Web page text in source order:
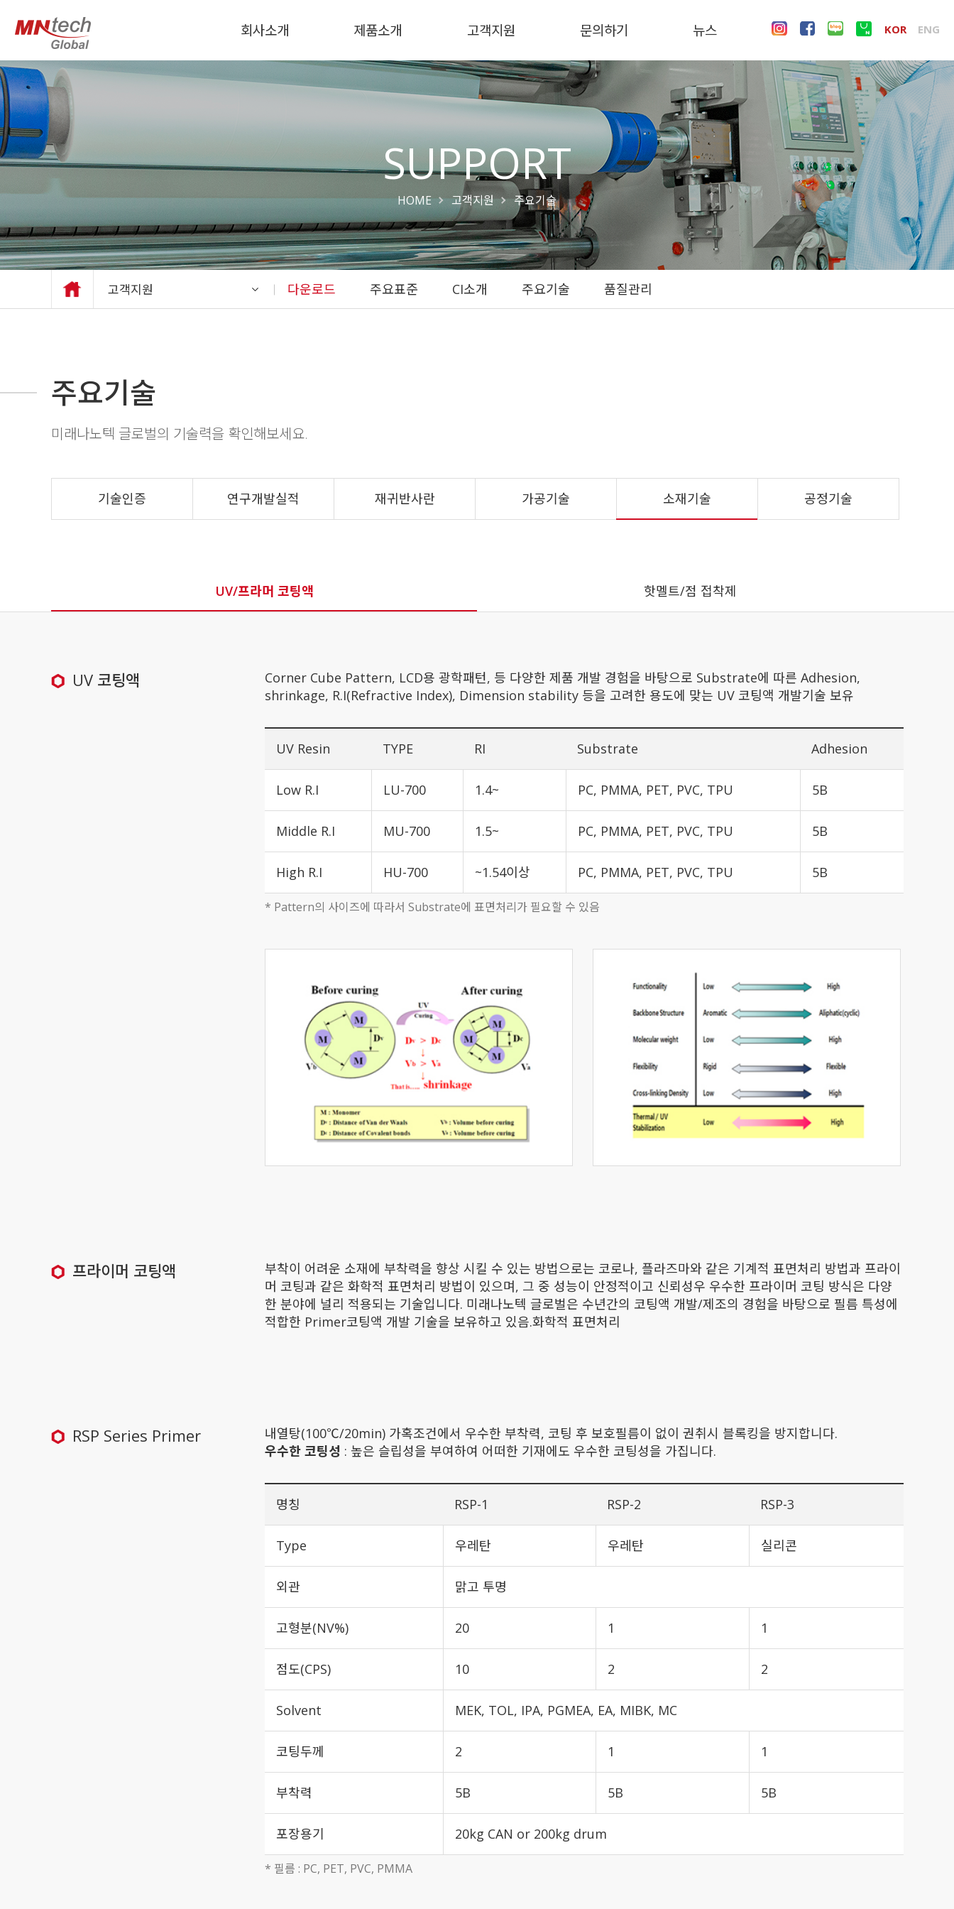
회사소개
해외 네트워크 인증현황
제품소개
자동차 보호 필름
후부반사지
후부반사판 기본형(6홀)
고객사 맞춤 로고 인쇄
솔루션
도로표지용
광각초고휘도 11단계
광각초고휘도 9단계
반사지
초고휘도 8단계 반사지
고휘도 4단계 반사지
일반휘도 1단계 반사지
투명 오버레이 EC 필름
조명식 표지용
내부조명식 표지용
초고휘도 반사지
자체발광식 표지용
초고휘도 반사지
철도사인류 표지용
고휘도 반사지
도로안전시설용
델리네이터용
광각초고휘도 반사지
갈매기표지용 초고휘도
반사지
시선유도봉 연질 고휘도
반사지
고객지원
주요표준 CI소개 주요기술 품질관리
문의하기
제품문의 인재채용
뉴스
보도자료 전시회소식 동영상
KOR ENG
SUPPORT
HOME 고객지원 주요기술
고객지원 다운로드 주요표준 CI소개 주요기술 품질관리
주요기술
미래나노텍 글로벌의 기술력을 확인해보세요.
기술인증 연구개발실적 재귀반사란 가공기술 소재기술 공정기술
UV/프라머 코팅액 핫멜트/점 접착제
UV 코팅액
Corner Cube Pattern, LCD용 광학패턴, 등 다양한 제품 개발 경험을 바탕으로 Substrate에 따른 Adhesion,
shrinkage, R.I(Refractive Index), Dimension stability 등을 고려한 용도에 맞는 UV 코팅액 개발기술 보유
UV Resin TYPE RI Substrate Adhesion
Low R.I LU-700 1.4~ PC, PMMA, PET, PVC, TPU 5B
Middle R.I MU-700 1.5~ PC, PMMA, PET, PVC, TPU 5B
High R.I HU-700 ~1.54이상 PC, PMMA, PET, PVC, TPU 5B
* Pattern의 사이즈에 따라서 Substrate에 표면처리가 필요할 수 있음
프라이머 코팅액
부착이 어려운 소재에 부착력을 향상 시킬 수 있는 방법으로는 코로나, 플라즈마와 같은 기계적 표면처리 방법과 프라이
머 코팅과 같은 화학적 표면처리 방법이 있으며, 그 중 성능이 안정적이고 신뢰성우 우수한 프라이머 코팅 방식은 다양
한 분야에 널리 적용되는 기술입니다. 미래나노텍 글로벌은 수년간의 코팅액 개발/제조의 경험을 바탕으로 필름 특성에
적합한 Primer코팅액 개발 기술을 보유하고 있음.화학적 표면처리
RSP Series Primer
내열탕(100℃/20min) 가혹조건에서 우수한 부착력, 코팅 후 보호필름이 없이 권취시 블록킹을 방지합니다.
우수한 코팅성 : 높은 슬립성을 부여하여 어떠한 기재에도 우수한 코팅성을 가집니다.
명칭 RSP-1 RSP-2 RSP-3
Type 우레탄 우레탄 실리콘
외관 맑고 투명
고형분(NV%) 20 1 1
점도(CPS) 10 2 2
Solvent MEK, TOL, IPA, PGMEA, EA, MIBK, MC
코팅두께 2 1 1
부착력 5B 5B 5B
포장용기 20kg CAN or 200kg drum
* 필름 : PC, PET, PVC, PMMA